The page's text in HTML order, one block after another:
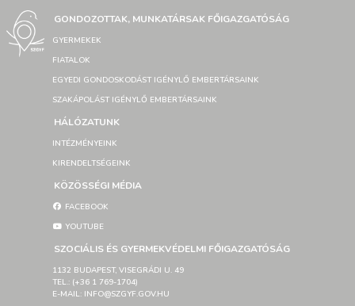
GONDOZOTTAK, MUNKATÁRSAK FŐIGAZGATÓSÁG
GYERMEKEK
FIATALOK
EGYEDI GONDOSKODÁST IGÉNYLŐ EMBERTÁRSAINK
SZAKÁPOLÁST IGÉNYLŐ EMBERTÁRSAINK
HÁLÓZATUNK
INTÉZMÉNYEINK
KIRENDELTSÉGEINK
KÖZÖSSÉGI MÉDIA
FACEBOOK
YOUTUBE
SZOCIÁLIS ÉS GYERMEKVÉDELMI FŐIGAZGATÓSÁG
1132 BUDAPEST, VISEGRÁDI U. 49
TEL.: (+36 1 769-1704)
E-MAIL: INFO@SZGYF.GOV.HU